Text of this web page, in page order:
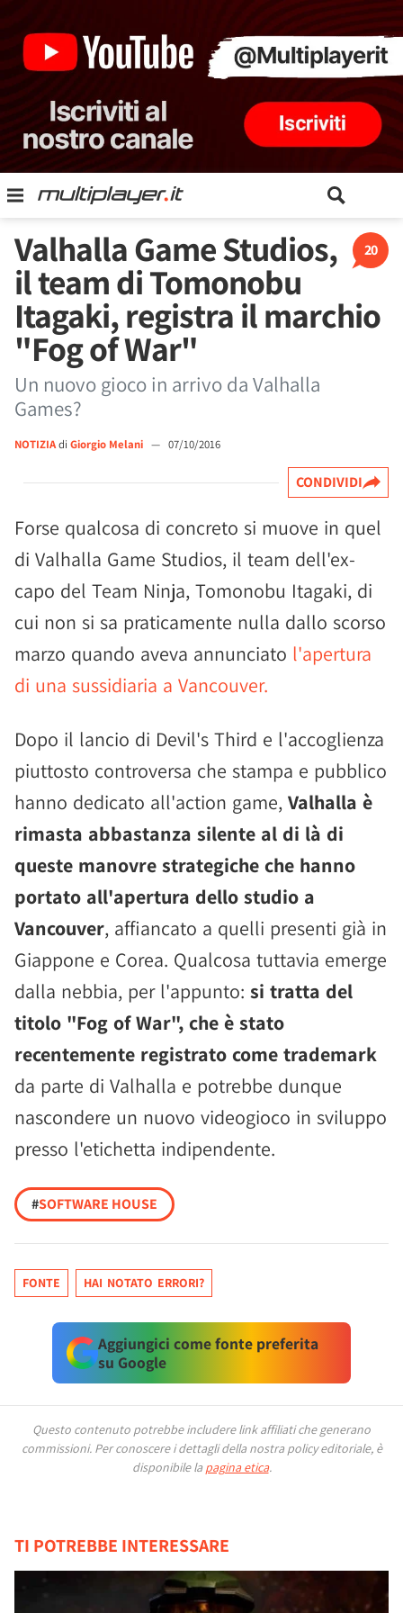
20
Valhalla Game Studios,
il team di Tomonobu
Itagaki, registra il marchio
"Fog of War"
Un nuovo gioco in arrivo da Valhalla
Games?
NOTIZIAdi Giorgio Melani — 07/10/2016
CONDIVIDI
Forse qualcosa di concreto si muove in quel
di Valhalla Game Studios, il team dell'ex-
capo del Team Ninja, Tomonobu Itagaki, di
cui non si sa praticamente nulla dallo scorso
marzo quando aveva annunciato l'apertura
di una sussidiaria a Vancouver.
Dopo il lancio di Devil's Third e l'accoglienza
piuttosto controversa che stampa e pubblico
hanno dedicato all'action game, Valhalla è
rimasta abbastanza silente al di là di
queste manovre strategiche che hanno
portato all'apertura dello studio a
Vancouver, affiancato a quelli presenti già in
Giappone e Corea. Qualcosa tuttavia emerge
dalla nebbia, per l'appunto: si tratta del
titolo "Fog of War", che è stato
recentemente registrato come trademark
da parte di Valhalla e potrebbe dunque
nascondere un nuovo videogioco in sviluppo
presso l'etichetta indipendente.
#SOFTWARE HOUSE
FONTE HAI NOTATO ERRORI?
Aggiungici come fonte preferita
su Google
Questo contenuto potrebbe includere link affiliati che generano
commissioni. Per conoscere i dettagli della nostra policy editoriale, è
disponibile la pagina etica.
TI POTREBBE INTERESSARE